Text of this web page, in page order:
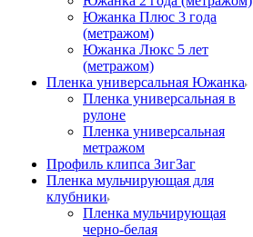
Южанка Плюс 3 года
(метражом)
Южанка Люкс 5 лет
(метражом)
Пленка универсальная Южанка
Пленка универсальная в
рулоне
Пленка универсальная
метражом
Профиль клипса ЗигЗаг
Пленка мульчирующая для
клубники
Пленка мульчирующая
черно-белая